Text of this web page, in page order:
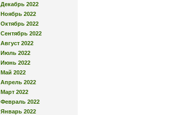
Декабрь 2022
Ноябрь 2022
Октябрь 2022
Сентябрь 2022
Август 2022
Июль 2022
Июнь 2022
Май 2022
Апрель 2022
Март 2022
Февраль 2022
Январь 2022